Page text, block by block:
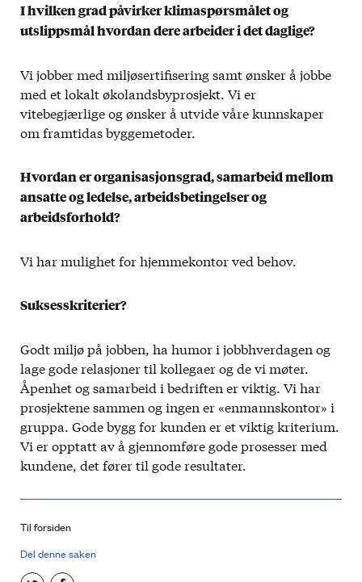
I hvilken grad påvirker klimaspørsmålet og
utslippsmål hvordan dere arbeider i det daglige?
Vi jobber med miljøsertifisering samt ønsker å jobbe
med et lokalt økolandsbyprosjekt. Vi er
vitebegjærlige og ønsker å utvide våre kunnskaper
om framtidas byggemetoder.
Hvordan er organisasjonsgrad, samarbeid mellom
ansatte og ledelse, arbeidsbetingelser og
arbeidsforhold?
Vi har mulighet for hjemmekontor ved behov.
Suksesskriterier?
Godt miljø på jobben, ha humor i jobbhverdagen og
lage gode relasjoner til kollegaer og de vi møter.
Åpenhet og samarbeid i bedriften er viktig. Vi har
prosjektene sammen og ingen er «enmannskontor» i
gruppa. Gode bygg for kunden er et viktig kriterium.
Vi er opptatt av å gjennomføre gode prosesser med
kundene, det fører til gode resultater.
Til forsiden
Del denne saken